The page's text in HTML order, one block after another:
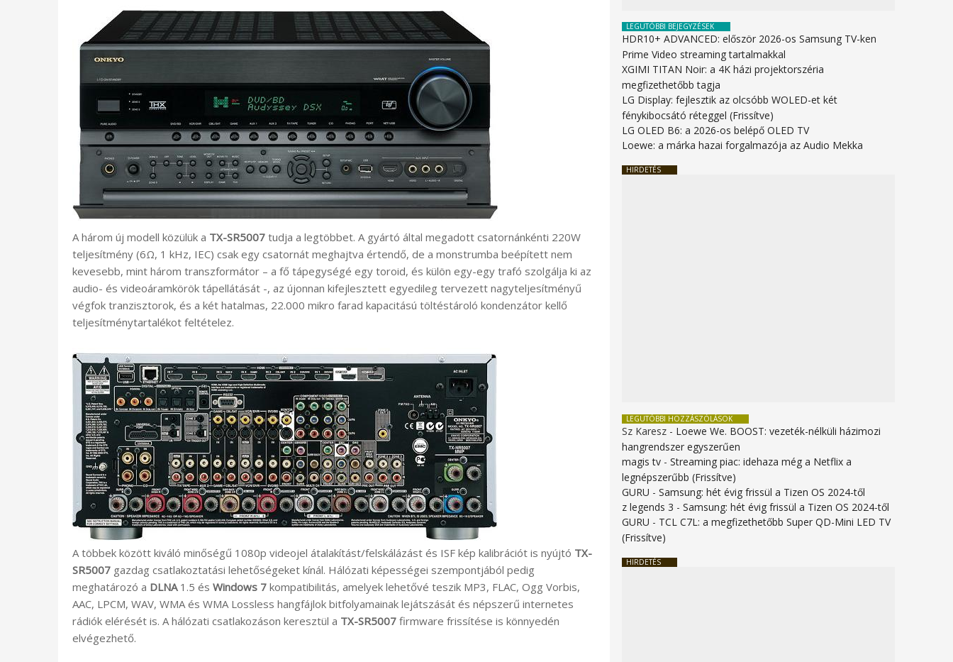
A három új modell közülük a TX-SR5007 tudja a legtöbbet. A gyártó által megadott csatornánkénti 220W
teljesítmény (6Ω, 1 kHz, IEC) csak egy csatornát meghajtva értendő, de a monstrumba beépített nem
kevesebb, mint három transzformátor – a fő tápegységé egy toroid, és külön egy-egy trafó szolgálja ki az
audio- és videoáramkörök tápellátását -, az újonnan kifejlesztett egyedileg tervezett nagyteljesítményű
végfok tranzisztorok, és a két hatalmas, 22.000 mikro farad kapacitású töltéstároló kondenzátor kellő
teljesítménytartalékot feltételez.
A többek között kiváló minőségű 1080p videojel átalakítást/felskálázást és ISF kép kalibrációt is nyújtó TX-
SR5007 gazdag csatlakoztatási lehetőségeket kínál. Hálózati képességei szempontjából pedig
meghatározó a DLNA1.5 és Windows 7 kompatibilitás, amelyek lehetővé teszik MP3, FLAC, Ogg Vorbis,
AAC, LPCM, WAV, WMA és WMA Lossless hangfájlok bitfolyamainak lejátszását és népszerű internetes
rádiók elérését is. A hálózati csatlakozáson keresztül a TX-SR5007 firmware frissítése is könnyedén
elvégezhető.
LEGUTÓBBI BEJEGYZÉSEK
HDR10+ ADVANCED: először 2026-os Samsung TV-ken
Prime Video streaming tartalmakkal
XGIMI TITAN Noir: a 4K házi projektorszéria
megfizethetőbb tagja
LG Display: fejlesztik az olcsóbb WOLED-et két
fénykibocsátó réteggel (Frissítve)
LG OLED B6: a 2026-os belépő OLED TV
Loewe: a márka hazai forgalmazója az Audio Mekka
HIRDETÉS
LEGUTÓBBI HOZZÁSZÓLÁSOK
Sz Karesz - Loewe We. BOOST: vezeték-nélküli házimozi
hangrendszer egyszerűen
magis tv -Streaming piac: idehaza még a Netflix a
legnépszerűbb (Frissítve)
GURU -Samsung: hét évig frissül a Tizen OS 2024-től
z legends 3 -Samsung: hét évig frissül a Tizen OS 2024-től
GURU - TCL C7L: a megfizethetőbb Super QD-Mini LED TV
(Frissítve)
HIRDETÉS